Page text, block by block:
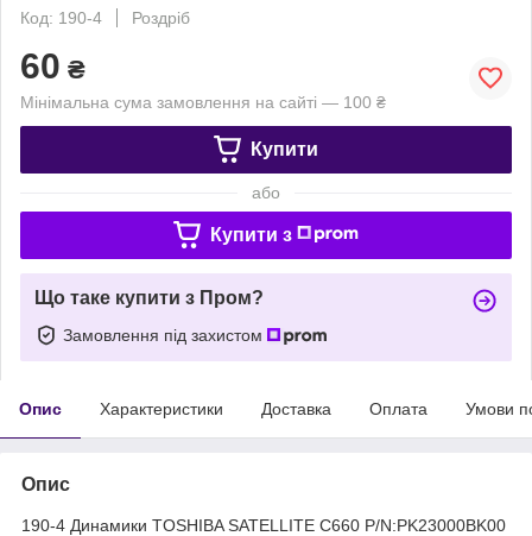
Код: 190-4
Роздріб
60 ₴
Мінімальна сума замовлення на сайті — 100 ₴
Купити
або
Купити з
Що таке купити з Пром?
Замовлення під захистом
Опис Характеристики Доставка Оплата Умови
Опис
190-4 Динамики TOSHIBA SATELLITE C660 P/N:PK23000BK00